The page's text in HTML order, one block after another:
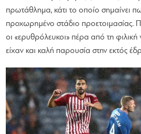
πρωτάθλημα, κάτι το οποίο σημαίνει
προχωρημένο στάδιο
οι «ερυθρόλευκοι» πέρα από τη
είχαν και καλή παρουσία στην εκτός